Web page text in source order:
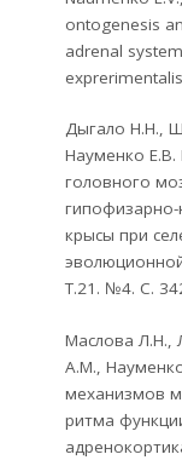
ontogenesis
adrenal
Дыгало Н.Н.,
Науменко Е.В.
головного
крысы при
Т.21. №4. С.
Маслова Л.Н.,
А.М.,
механизмов
ритма